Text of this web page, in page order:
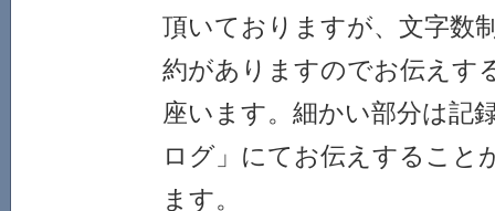
頂いておりますが、文字数
約がありますのでお伝えす
座います。細かい部分は記
ログ」にてお伝えすること
ます。